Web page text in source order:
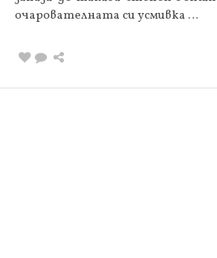
очарователната си усмивка …